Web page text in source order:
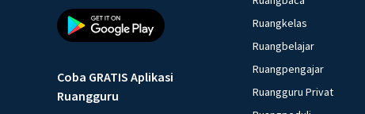
Coba GRATIS Aplikasi
Ruangguru
Ruangkelas
Ruangbelajar
Ruangpengajar
Ruangguru Privat